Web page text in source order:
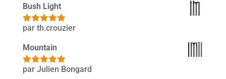
Bush Light
Note5sur
par th.crouzier
Mountain
Note5sur
par Julien Bongard